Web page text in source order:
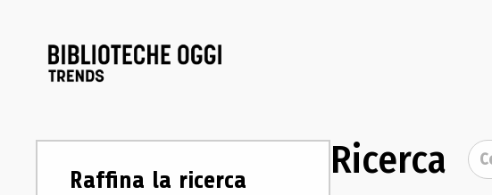
Raffina la ricerca Ricerca Cerca